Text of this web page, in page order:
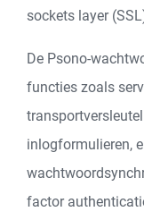
sockets layer
De Psono-
functies zoals
inlogformulieren,
factor